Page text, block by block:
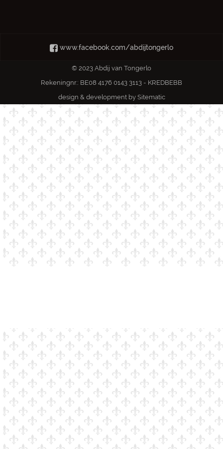
www.facebook.com/abdijtongerlo
© 2023 Abdij van Tongerlo
Rekeningnr.: BE08 4176 0143 3113 - KREDBEBB
design & development by Sitematic